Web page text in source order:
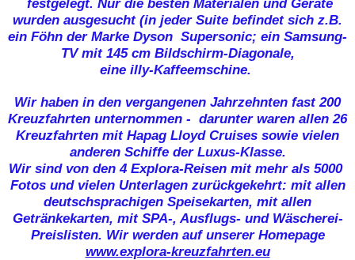
festgelegt. Nur die besten Materialen und Geräte
wurden ausgesucht (in jeder Suite befindet sich z.B.
ein Föhn der Marke Dyson Supersonic; ein Samsung-
TV mit 145 cm Bildschirm-Diagonale,
eine illy-Kaffeemschine.
Wir haben in den vergangenen Jahrzehnten fast 200
Kreuzfahrten unternommen - darunter waren allen 26
Kreuzfahrten mit Hapag Lloyd Cruises sowie vielen
anderen Schiffe der Luxus-Klasse.
Wir sind von den 4 Explora-Reisen mit mehr als 5000
Fotos und vielen Unterlagen zurückgekehrt: mit allen
deutschsprachigen Speisekarten, mit allen
Getränkekarten, mit SPA-, Ausflugs- und Wäscherei-
Preislisten. Wir werden auf unserer Homepage
www.explora-kreuzfahrten.eu